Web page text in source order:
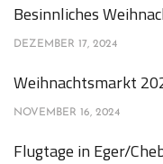
Besinnliches
DEZEMBER 17, 2024
Weihnachtsmarkt
NOVEMBER 16, 2024
Flugtage in Eger/